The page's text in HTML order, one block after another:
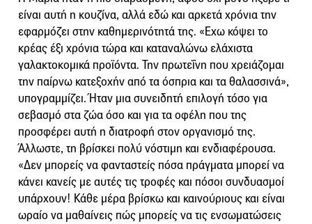
είναι αυτή η κουζίνα, αλλά εδώ και αρκετά χρόνια την
εφαρμόζει στην καθημερινότητά της. «Εχω κόψει το
κρέας έξι χρόνια τώρα και καταναλώνω ελάχιστα
γαλακτοκομικά προϊόντα. Την πρωτεΐνη που χρειάζομαι
την παίρνω κατεξοχήν από τα όσπρια και τα θαλασσινά»,
υπογραμμίζει. Ήταν μια συνειδητή επιλογή τόσο για
σεβασμό στα ζώα όσο και για τα οφέλη που της
προσφέρει αυτή η διατροφή στον οργανισμό της.
Άλλωστε, τη βρίσκει πολύ νόστιμη και ενδιαφέρουσα.
«Δεν μπορείς να φανταστείς πόσα πράγματα μπορεί να
κάνει κανείς με αυτές τις τροφές και πόσοι συνδυασμοί
υπάρχουν! Κάθε μέρα βρίσκω και καινούριους και είναι
ωραίο να μαθαίνεις πώς μπορείς να τις ενσωματώσεις